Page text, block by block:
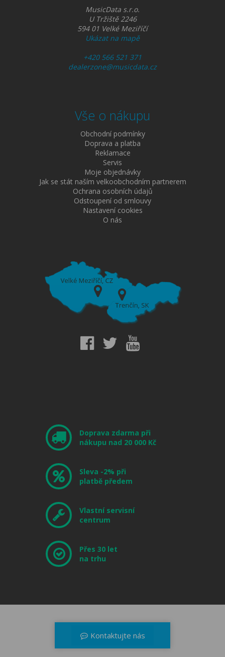
MusicData s.r.o.
U Tržiště 2246
594 01 Velké Meziříčí
Ukázat na mapě
+420 566 521 371
dealerzone@musicdata.cz
Vše o nákupu
Obchodní podmínky
Doprava a platba
Reklamace
Servis
Moje objednávky
Jak se stát naším velkoobchodním partnerem
Ochrana osobních údajů
Odstoupení od smlouvy
Nastavení cookies
O nás
Doprava zdarma při
nákupu nad 20 000 Kč
Sleva -2% při
platbě předem
Vlastní servisní
centrum
Přes 30 let
na trhu
Kontaktujte nás